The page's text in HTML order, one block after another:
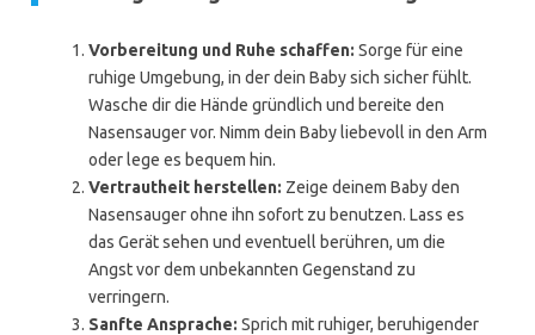
Vorbereitung und Ruhe schaffen: Sorge für eine
ruhige Umgebung, in der dein Baby sich sicher fühlt.
Wasche dir die Hände gründlich und bereite den
Nasensauger vor. Nimm dein Baby liebevoll in den Arm
oder lege es bequem hin.
Vertrautheit herstellen: Zeige deinem Baby den
Nasensauger ohne ihn sofort zu benutzen. Lass es
das Gerät sehen und eventuell berühren, um die
Angst vor dem unbekannten Gegenstand zu
verringern.
Sanfte Ansprache: Sprich mit ruhiger, beruhigender